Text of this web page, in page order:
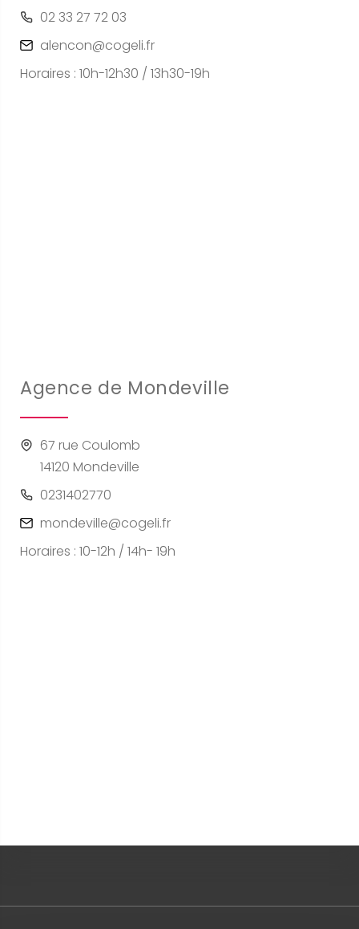
02 33 27 72 03
alencon@cogeli.fr
Horaires : 10h-12h30 / 13h30-19h
Agence de Mondeville
67 rue Coulomb
14120 Mondeville
0231402770
mondeville@cogeli.fr
Horaires : 10-12h / 14h- 19h